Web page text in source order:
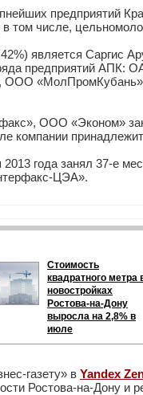
предприятий
том числе,
является Саргис
предприятий АПК:
ООО
ООО «Эконом»
компании
года занял 37-е
ЦЭА».
Стоимость
квадратного метра
новостройках
Ростова-на-Дону
выросла на 2,8% в
июле
газету» в Yandex
Ростова-на-Дону и